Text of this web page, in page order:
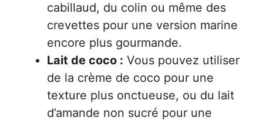
cabillaud, du colin ou même des
crevettes pour une version marine
encore plus gourmande.
Lait de coco : Vous pouvez utiliser
de la crème de coco pour une
texture plus onctueuse, ou du lait
d’amande non sucré pour une